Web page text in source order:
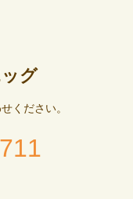
グ
ください。